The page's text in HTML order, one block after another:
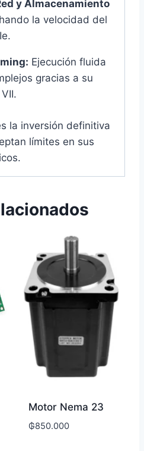
y Almacenamiento
la velocidad del
Ejecución fluida
gracias a su
la inversión definitiva
límites en sus
Motor Nema 23
₲850.000